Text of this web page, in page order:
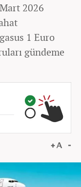
2026
1 Euro
gündeme